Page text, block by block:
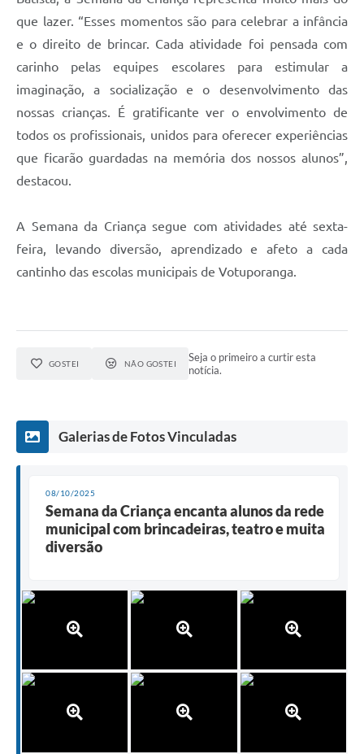
que lazer. “Esses momentos são para celebrar a infância
e o direito de brincar. Cada atividade foi pensada com
carinho pelas equipes escolares para estimular a
imaginação, a socialização e o desenvolvimento das
nossas crianças. É gratificante ver o envolvimento de
todos os profissionais, unidos para oferecer experiências
que ficarão guardadas na memória dos nossos alunos”,
destacou.
A Semana da Criança segue com atividades até sexta-
feira, levando diversão, aprendizado e afeto a cada
cantinho das escolas municipais de Votuporanga.
GOSTEI NÃO GOSTEI
Seja o primeiro a curtir esta
notícia.
Galerias de Fotos Vinculadas
08/10/2025
Semana da Criança encanta alunos da rede
municipal com brincadeiras, teatro e muita
diversão